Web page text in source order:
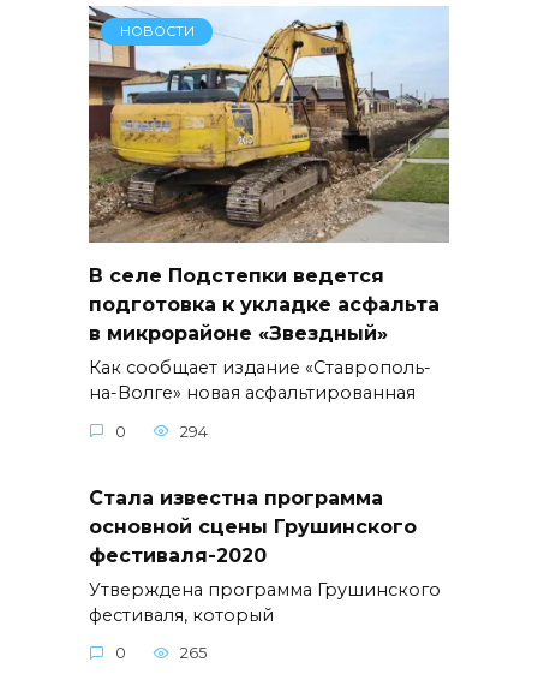
НОВОСТИ
В селе Подстепки ведется
подготовка к укладке асфальта
в микрорайоне «Звездный»
Как сообщает издание «Ставрополь-
на-Волге» новая асфальтированная
0 294
Стала известна программа
основной сцены Грушинского
фестиваля-2020
Утверждена программа Грушинского
фестиваля, который
0 265